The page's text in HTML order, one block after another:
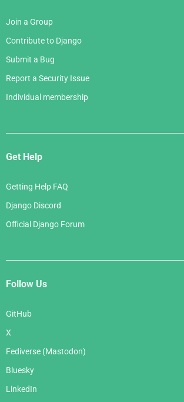
Join a Group
Contribute to Django
Submit a Bug
Report a Security Issue
Individual membership
Get Help
Getting Help FAQ
Django Discord
Official Django Forum
Follow Us
GitHub
X
Fediverse (Mastodon)
Bluesky
LinkedIn